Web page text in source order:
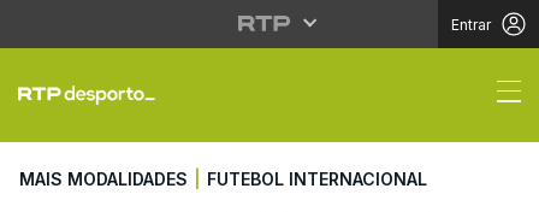
Entrar
Um morto e 18
MAIS MODALIDADES FUTEBOL INTERNACIONAL